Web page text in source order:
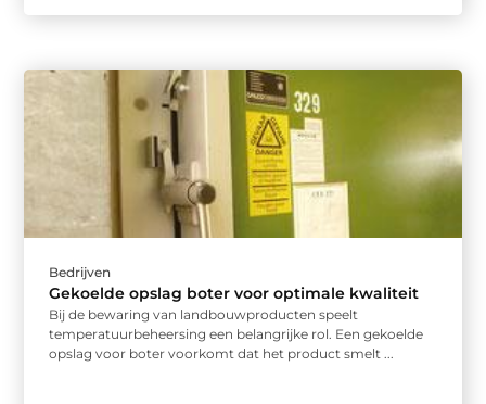
Bedrijven
Gekoelde opslag boter voor optimale kwaliteit
Bij de bewaring van landbouwproducten speelt
temperatuurbeheersing een belangrijke rol. Een gekoelde
opslag voor boter voorkomt dat het product smelt ...